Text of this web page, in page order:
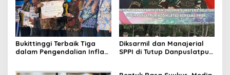
Bukittinggi Terbaik Tiga
dalam Pengendalian Inflasi
Diksarmil dan Manajerial
SPPI di Tutup Danpuslatpur